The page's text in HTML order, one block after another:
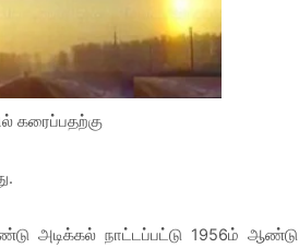
கரைப்பதற்கு
அடிக்கல் நாட்டப்பட்டு 1956ம் ஆண்டு